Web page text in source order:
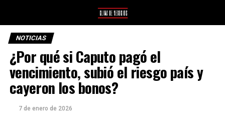
NOTICIAS
¿Por qué si Caputo pagó el
vencimiento, subió el riesgo país y
cayeron los bonos?
7 de enero de 2026